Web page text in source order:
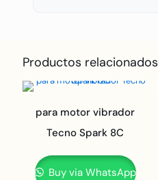
Productos relacionados
para motor vibrador
Tecno Spark 8C
Buy via WhatsApp